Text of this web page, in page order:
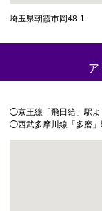
埼玉県朝霞市岡48-1
ア
◯京王線「飛田給」駅よ
◯西武多摩川線「多磨